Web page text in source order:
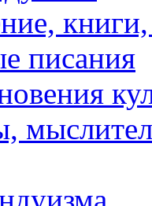
книги,
писания